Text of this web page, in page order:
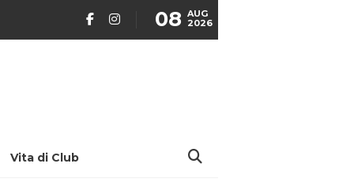
08 AUG
2026
Vita di Club